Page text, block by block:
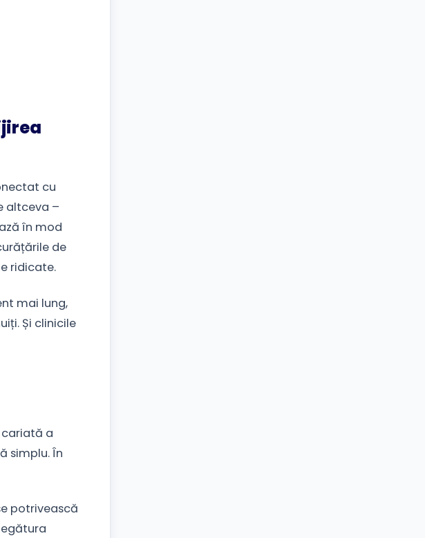
cu
altceva –
în mod
de
ridicate.
mai lung,
Și clinicile
a
simplu. În
potrivească